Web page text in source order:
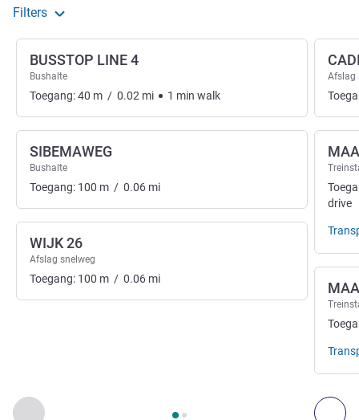
Filters
Vorige - Toegang en vervoer
Pagina , Toegang en vervoer 1 :, Toegang en vervoer 2
BUSSTOP LINE 4
Bushalte
Toegang:40 m / 0.02 mi 1 min walk
SIBEMAWEG
Bushalte
Toegang: 100 m / 0.06 mi
WIJK 26
Afslag snelweg
Toegang: 100 m / 0.06 mi
Afslag
drive